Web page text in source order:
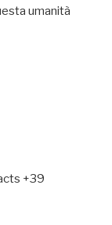
umanità
+39